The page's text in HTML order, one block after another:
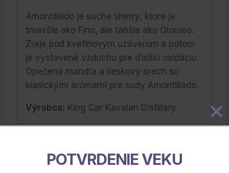
Amontillado je suché sherry, ktoré je
tmavšie ako Fino, ale ľahšie ako Oloroso.
Zreje pod kvetinovým uzáverom a potom
je vystavené vzduchu pre ďalšiu oxidáciu.
Opečená mandľa a lieskový orech sú
klasickými arómami pre sudy Amontillado.
Výrobca: King Car Kavalan Distillery
Súvisiace Produkty
POTVRDENIE VEKU